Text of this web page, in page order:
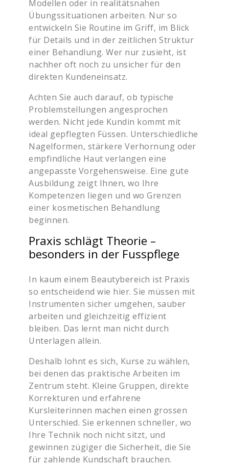
Modellen oder in realitätsnahen
Übungssituationen arbeiten. Nur so
entwickeln Sie Routine im Griff, im Blick
für Details und in der zeitlichen Struktur
einer Behandlung. Wer nur zusieht, ist
nachher oft noch zu unsicher für den
direkten Kundeneinsatz.
Achten Sie auch darauf, ob typische
Problemstellungen angesprochen
werden. Nicht jede Kundin kommt mit
ideal gepflegten Füssen. Unterschiedliche
Nagelformen, stärkere Verhornung oder
empfindliche Haut verlangen eine
angepasste Vorgehensweise. Eine gute
Ausbildung zeigt Ihnen, wo Ihre
Kompetenzen liegen und wo Grenzen
einer kosmetischen Behandlung
beginnen.
Praxis schlägt Theorie –
besonders in der Fusspflege
In kaum einem Beautybereich ist Praxis
so entscheidend wie hier. Sie müssen mit
Instrumenten sicher umgehen, sauber
arbeiten und gleichzeitig effizient
bleiben. Das lernt man nicht durch
Unterlagen allein.
Deshalb lohnt es sich, Kurse zu wählen,
bei denen das praktische Arbeiten im
Zentrum steht. Kleine Gruppen, direkte
Korrekturen und erfahrene
Kursleiterinnen machen einen grossen
Unterschied. Sie erkennen schneller, wo
Ihre Technik noch nicht sitzt, und
gewinnen zügiger die Sicherheit, die Sie
für zahlende Kundschaft brauchen.